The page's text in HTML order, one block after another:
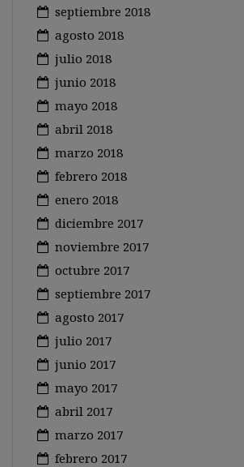
septiembre 2018
agosto 2018
julio 2018
junio 2018
mayo 2018
abril 2018
marzo 2018
febrero 2018
enero 2018
diciembre 2017
noviembre 2017
octubre 2017
septiembre 2017
agosto 2017
julio 2017
junio 2017
mayo 2017
abril 2017
marzo 2017
febrero 2017